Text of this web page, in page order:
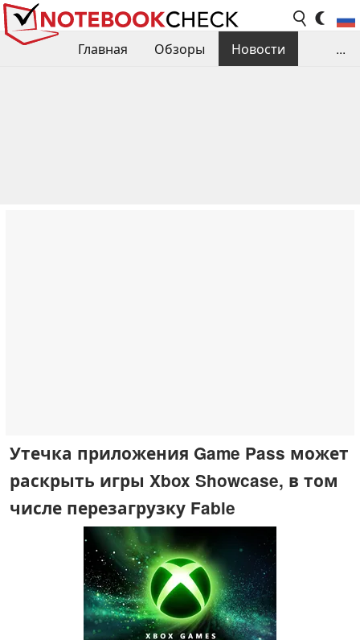
Главная Обзоры
Новости
...
Утечка приложения Game Pass может
раскрыть игры Xbox Showcase, в том
числе перезагрузку Fable